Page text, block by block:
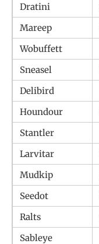
Dratini
Mareep
Wobuffett
Sneasel
Delibird
Houndour
Stantler
Larvitar
Mudkip
Seedot
Ralts
Sableye